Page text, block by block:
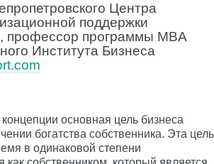
Центра
поддержки
профессор программы MBA
Института Бизнеса
основная цель бизнеса
богатства собственника. Эта цель
в одинаковой степени